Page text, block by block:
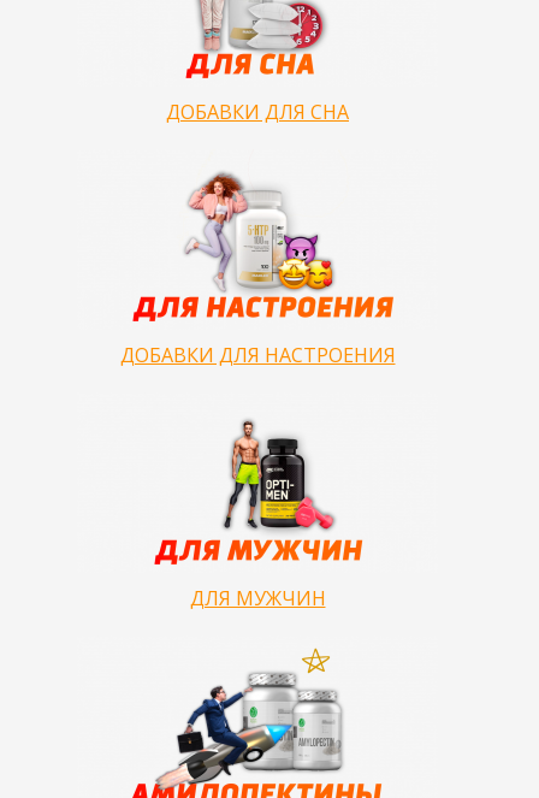
ДОБАВКИ ДЛЯ СНА
ДОБАВКИ ДЛЯ НАСТРОЕНИЯ
ДЛЯ МУЖЧИН